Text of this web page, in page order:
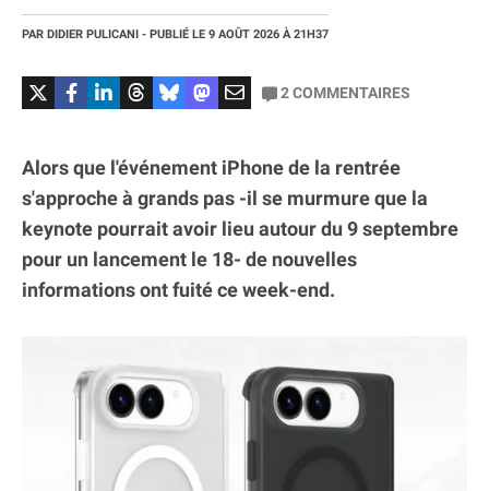
PAR DIDIER PULICANI - PUBLIÉ LE 9 AOÛT 2026 À 21H37
2COMMENTAIRES
Alors que l'événement iPhone de la rentrée
s'approche à grands pas -il se murmure que la
keynote pourrait avoir lieu autour du 9 septembre
pour un lancement le 18- de nouvelles
informations ont fuité ce week-end.